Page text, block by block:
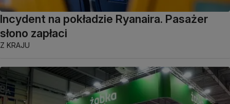
Incydent na pokładzie Ryanaira. Pasażer
słono zapłaci
Z KRAJU